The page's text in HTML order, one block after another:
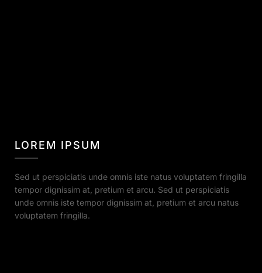
LOREM IPSUM
Sed ut perspiciatis unde omnis iste natus voluptatem fringilla
tempor dignissim at, pretium et arcu. Sed ut perspiciatis
unde omnis iste tempor dignissim at, pretium et arcu natus
voluptatem fringilla.